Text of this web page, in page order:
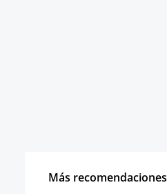
Más recomendaciones